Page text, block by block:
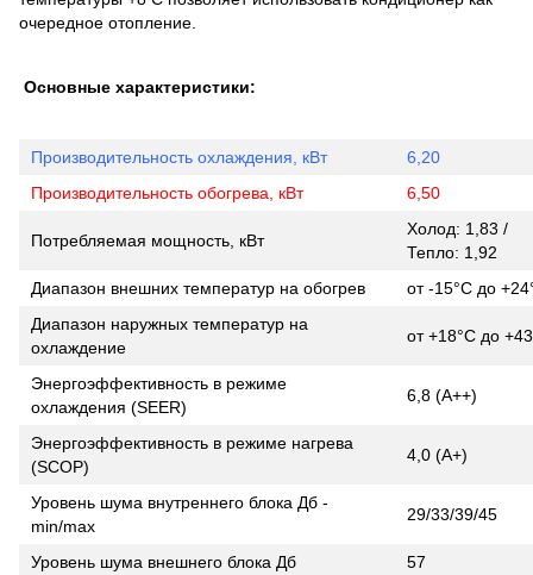
очередное отопление.
Основные характеристики:
Производительность охлаждения, кВт
6,20
Производительность обогрева, кВт
6,50
Потребляемая мощность, кВт
Холод: 1,83 /
Тепло: 1,92
Диапазон внешних температур на обогрев
от -15°С до
Диапазон наружных температур на
охлаждение
от +18°С до
Энергоэффективность в режиме
охлаждения (SEER)
6,8 (А++)
Энергоэффективность в режиме нагрева
(SCOP)
4,0 (А+)
Уровень шума внутреннего блока Дб -
min/max
29/33/39/45
Уровень шума внешнего блока Дб
57